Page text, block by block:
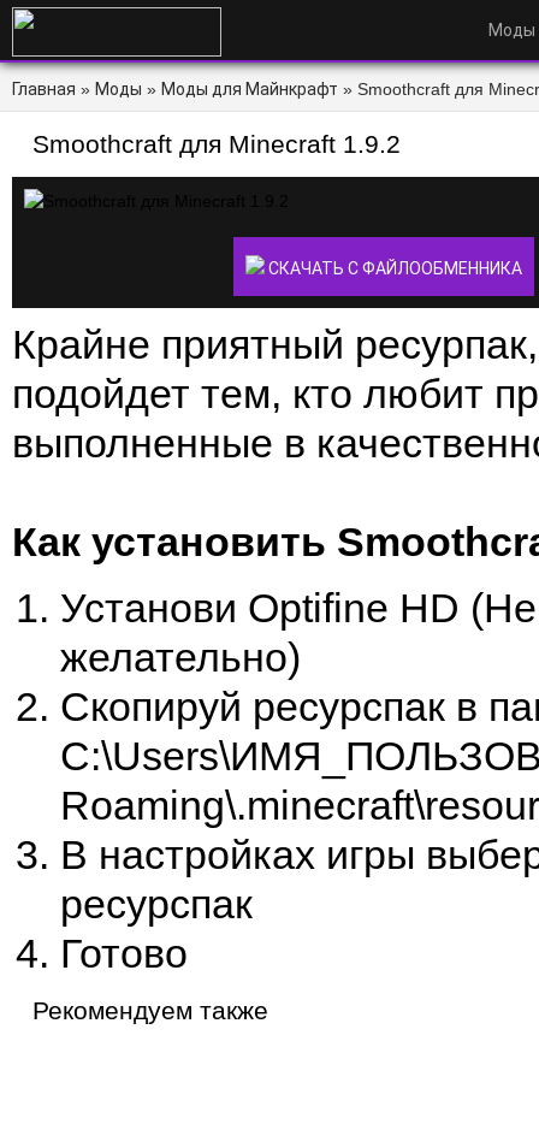
Моды
Главная » Моды » Моды для Майнкрафт » Smoothcraft для
Smoothcraft для Minecraft 1.9.2
СКАЧАТЬ С ФАЙЛООБМЕННИКА
Крайне приятный
подойдет тем, кто любит
выполненные в
Как установить
Установи Optifine HD
желательно)
Скопируй ресурспак в
В настройках игры
ресурспак
Готово
Рекомендуем также